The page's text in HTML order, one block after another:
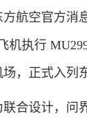
空官方消息
机执行
，正式入列
设计，问界